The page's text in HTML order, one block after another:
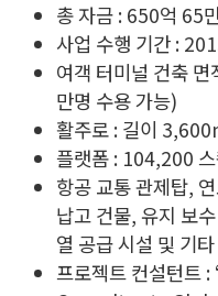
총 자금 : 650억 65
사업 수행 기간 :
여객 터미널 건축
만명 수용 가능)
활주로 : 길이
플랫폼 : 104,200
항공 교통 관제탑,
납고 건물, 유지 보
열 공급 시설 및 기
프로젝트 컨설턴트